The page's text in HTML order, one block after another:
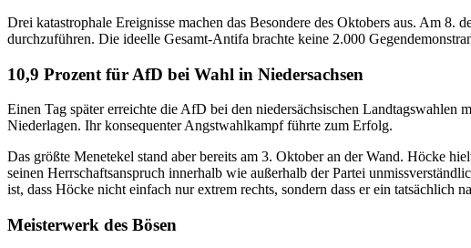
Drei katastrophale Ereignisse machen das Besondere des Oktobers aus. Am
durchzuführen. Die ideelle Gesamt-Antifa brachte keine 2.000
10,9 Prozent für AfD bei Wahl in Niedersachsen
Einen Tag später erreichte die AfD bei den niedersächsischen
Niederlagen. Ihr konsequenter Angstwahlkampf führte zum Erfolg.
Das größte Menetekel stand aber bereits am 3. Oktober an der Wand. Höcke
seinen Herrschaftsanspruch innerhalb wie außerhalb der Partei
ist, dass Höcke nicht einfach nur extrem rechts, sondern dass er ein
Meisterwerk des Bösen